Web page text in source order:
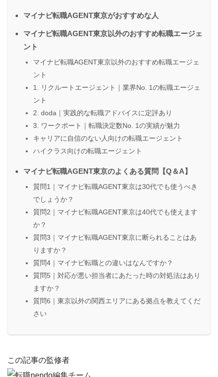
マイナビ転職AGENT東京がおすすめな人
マイナビ転職AGENT東京以外のおすすめ転職エージェ
ント
マイナビ転職AGENT東京以外のおすすめ転職エージェ
ント
1. リクルートエージェント｜業界No. 1の転職エージェ
ント
2. doda｜実践的な転職アドバイスに定評あり
3. ワークポート｜転職決定数No. 1の実績が魅力
キャリアに自信のない人向けの転職エージェント
ハイクラス向けの転職エージェント
マイナビ転職AGENT東京のよくある質問【Q＆A】
質問1｜マイナビ転職AGENT東京は30代でも使うべき
でしょうか？
質問2｜マイナビ転職AGENT東京は40代でも使えます
か？
質問3｜マイナビ転職AGENT東京に断られることはあ
りますか？
質問4｜マイナビ転職との違いはなんですか？
質問5｜対応が悪い担当者にあたった時の対処法はあり
ますか？
質問6｜東京以外の関西エリアにある拠点を教えてくだ
さい
この記事の監修者